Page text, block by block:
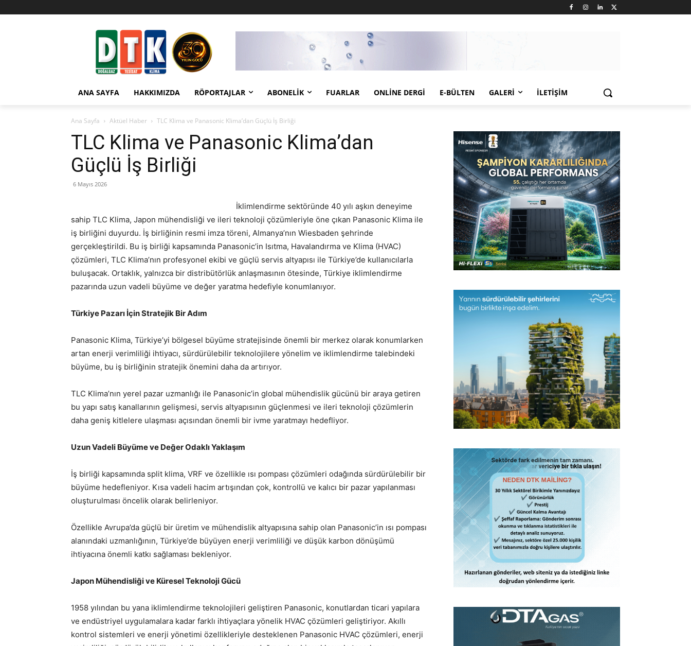
ANA SAYFA HAKKIMIZDA RÖPORTAJLAR ABONELIK FUARLAR ONLINE DERGI E-BÜLTEN GALERI İLETIŞIM
Ana Sayfa Aktüel Haber TLC Klima ve Panasonic Klima’dan Güçlü İş Birliği
TLC Klima ve Panasonic Klima’dan
Güçlü İş Birliği
6 Mayıs 2026
İklimlendirme sektöründe 40 yılı aşkın deneyime
sahip TLC Klima, Japon mühendisliği ve ileri teknoloji çözümleriyle öne çıkan Panasonic Klima ile
iş birliğini duyurdu. İş birliğinin resmi imza töreni, Almanya’nın Wiesbaden şehrinde
gerçekleştirildi. Bu iş birliği kapsamında Panasonic’in Isıtma, Havalandırma ve Klima (HVAC)
çözümleri, TLC Klima’nın profesyonel ekibi ve güçlü servis altyapısı ile Türkiye’de kullanıcılarla
buluşacak. Ortaklık, yalnızca bir distribütörlük anlaşmasının ötesinde, Türkiye iklimlendirme
pazarında uzun vadeli büyüme ve değer yaratma hedefiyle konumlanıyor.
Türkiye Pazarı İçin Stratejik Bir Adım
Panasonic Klima, Türkiye’yi bölgesel büyüme stratejisinde önemli bir merkez olarak konumlarken
artan enerji verimliliği ihtiyacı, sürdürülebilir teknolojilere yönelim ve iklimlendirme talebindeki
büyüme, bu iş birliğinin stratejik önemini daha da artırıyor.
TLC Klima’nın yerel pazar uzmanlığı ile Panasonic’in global mühendislik gücünü bir araya getiren
bu yapı satış kanallarının gelişmesi, servis altyapısının güçlenmesi ve ileri teknoloji çözümlerin
daha geniş kitlelere ulaşması açısından önemli bir ivme yaratmayı hedefliyor.
Uzun Vadeli Büyüme ve Değer Odaklı Yaklaşım
İş birliği kapsamında split klima, VRF ve özellikle ısı pompası çözümleri odağında sürdürülebilir bir
büyüme hedefleniyor. Kısa vadeli hacim artışından çok, kontrollü ve kalıcı bir pazar yapılanması
oluşturulması öncelik olarak belirleniyor.
Özellikle Avrupa’da güçlü bir üretim ve mühendislik altyapısına sahip olan Panasonic’in ısı pompası
alanındaki uzmanlığının, Türkiye’de büyüyen enerji verimliliği ve düşük karbon dönüşümü
ihtiyacına önemli katkı sağlaması bekleniyor.
Japon Mühendisliği ve Küresel Teknoloji Gücü
1958 yılından bu yana iklimlendirme teknolojileri geliştiren Panasonic, konutlardan ticari yapılara
ve endüstriyel uygulamalara kadar farklı ihtiyaçlara yönelik HVAC çözümleri geliştiriyor. Akıllı
kontrol sistemleri ve enerji yönetimi özellikleriyle desteklenen Panasonic HVAC çözümleri, enerji